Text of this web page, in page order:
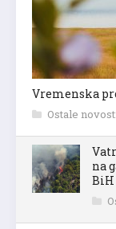
Vremenska
Ostale
na
BiH